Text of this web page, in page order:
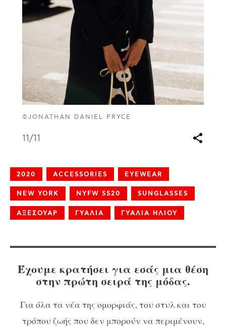
©JONATHAN DANIEL PRYCE
11/11
2020 ACCESSORIES EYEWEAR
NEW YORK NYFW SS20 SUNGLASSES
ΑΞΕΣΟΥΑΡ ΓΥΑΛΙΑ ΓΥΑΛΙΑ ΗΛΙΟΥ
Έχουμε κρατήσει για εσάς μια θέση
στην πρώτη σειρά της μόδας.
Για όλα τα νέα της ομορφιάς, του στυλ και του
τρόπου ζωής που δεν μπορούν να περιμένουν,